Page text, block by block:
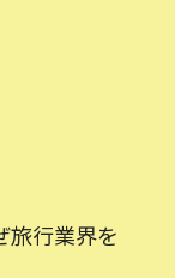
旅行業界を